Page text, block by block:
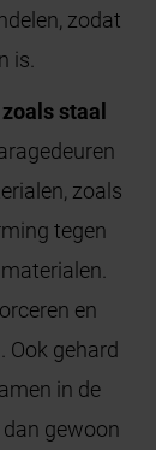
zodat
is.
staal
zoals
tegen
en
Ook gehard
in de
gewoon